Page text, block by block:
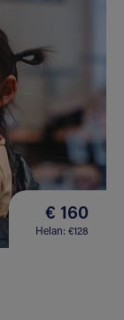
€ 160
Helan: €128